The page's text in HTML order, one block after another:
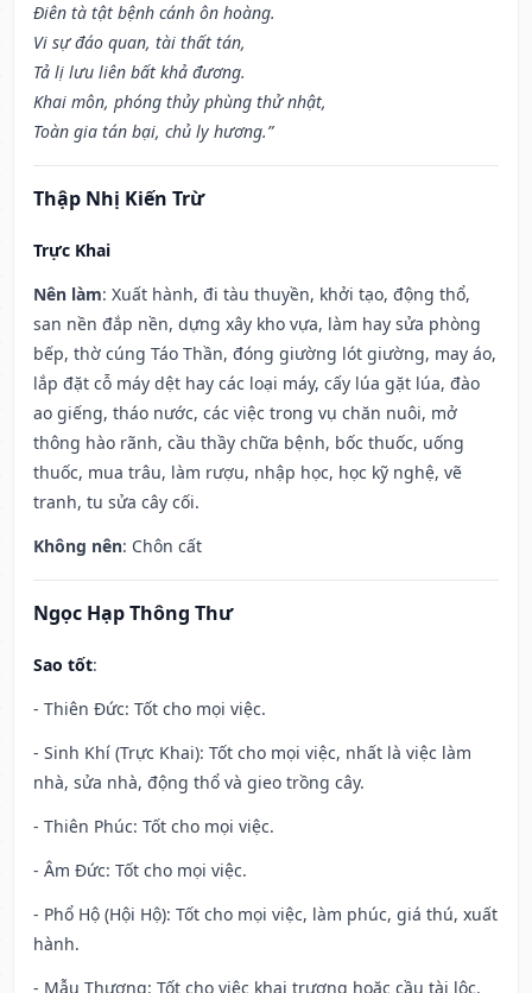
Điên tà tật bệnh cánh ôn hoàng.
Vi sự đáo quan, tài thất tán,
Tả lị lưu liên bất khả đương.
Khai môn, phóng thủy phùng thử nhật,
Toàn gia tán bại, chủ ly hương.”
Thập Nhị Kiến Trừ
Trực Khai
Nên làm: Xuất hành, đi tàu thuyền, khởi tạo, động thổ,
san nền đắp nền, dựng xây kho vựa, làm hay sửa phòng
bếp, thờ cúng Táo Thần, đóng giường lót giường, may áo,
lắp đặt cỗ máy dệt hay các loại máy, cấy lúa gặt lúa, đào
ao giếng, tháo nước, các việc trong vụ chăn nuôi, mở
thông hào rãnh, cầu thầy chữa bệnh, bốc thuốc, uống
thuốc, mua trâu, làm rượu, nhập học, học kỹ nghệ, vẽ
tranh, tu sửa cây cối.
Không nên: Chôn cất
Ngọc Hạp Thông Thư
Sao tốt:
- Thiên Đức: Tốt cho mọi việc.
- Sinh Khí (Trực Khai): Tốt cho mọi việc, nhất là việc làm
nhà, sửa nhà, động thổ và gieo trồng cây.
- Thiên Phúc: Tốt cho mọi việc.
- Âm Đức: Tốt cho mọi việc.
- Phổ Hộ (Hội Hộ): Tốt cho mọi việc, làm phúc, giá thú, xuất
hành.
- Mẫu Thương: Tốt cho việc khai trương hoặc cầu tài lộc.